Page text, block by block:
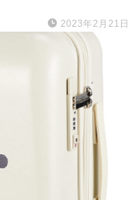
2023年2月21日